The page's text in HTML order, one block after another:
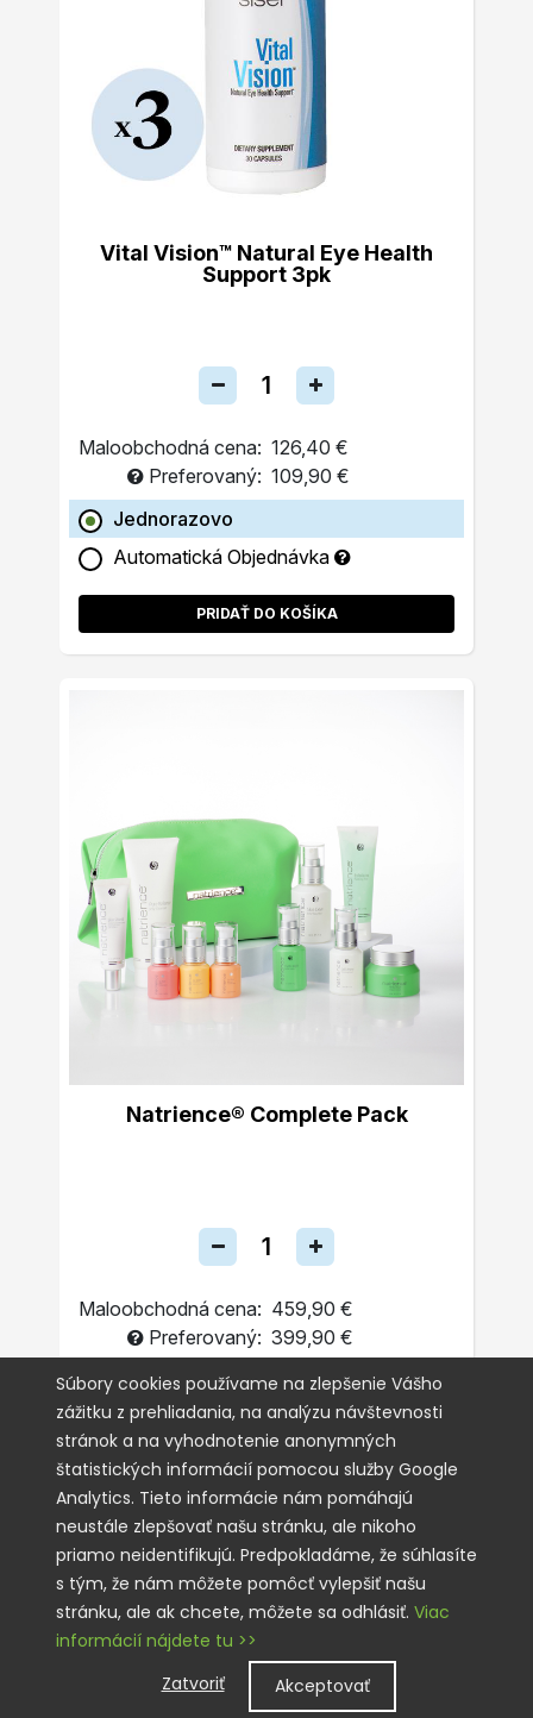
Vital Vision™ Natural Eye Health
Support 3pk
Maloobchodná cena: 126,40 €
Preferovaný: 109,90 €
Jednorazovo
Automatická Objednávka
PRIDAŤ DO KOŠÍKA
Natrience® Complete Pack
Maloobchodná cena: 459,90 €
Preferovaný: 399,90 €
Jednorazovo
Automatická Objednávka
PRIDAŤ DO KOŠÍKA
Súbory cookies používame na zlepšenie Vášho
zážitku z prehliadania, na analýzu návštevnosti
stránok a na vyhodnotenie anonymných
štatistických informácií pomocou služby Google
Analytics. Tieto informácie nám pomáhajú
neustále zlepšovať našu stránku, ale nikoho
priamo neidentifikujú. Predpokladáme, že súhlasíte
s tým, že nám môžete pomôcť vylepšiť našu
stránku, ale ak chcete, môžete sa odhlásiť. Viac
informácií nájdete tu >>
Zatvoriť
Akceptovať